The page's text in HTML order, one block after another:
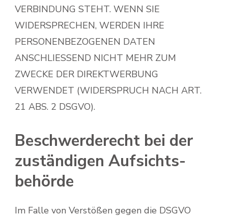
VERBINDUNG STEHT. WENN SIE
WIDERSPRECHEN, WERDEN IHRE
PERSONENBEZOGENEN DATEN
ANSCHLIESSEND NICHT MEHR ZUM
ZWECKE DER DIREKTWERBUNG
VERWENDET (WIDERSPRUCH NACH ART.
21 ABS. 2 DSGVO).
Beschwerde­recht bei der
zuständigen Aufsichts­
behörde
Im Falle von Verstößen gegen die DSGVO